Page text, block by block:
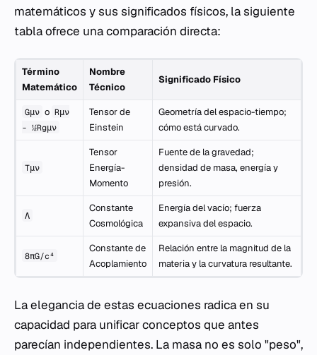
matemáticos y sus significados físicos, la siguiente
tabla ofrece una comparación directa:
Término
Matemático
Nombre
Técnico
Significado Físico
Gμν o Rμν
- ½Rgμν
Tensor de
Einstein
Geometría del espacio-tiempo;
cómo está curvado.
Tμν
Tensor
Energía-
Momento
Fuente de la gravedad;
densidad de masa, energía y
presión.
Λ
Constante
Cosmológica
Energía del vacío; fuerza
expansiva del espacio.
8πG/c⁴
Constante de
Acoplamiento
Relación entre la magnitud de la
materia y la curvatura resultante.
La elegancia de estas ecuaciones radica en su
capacidad para unificar conceptos que antes
parecían independientes. La masa no es solo "peso",